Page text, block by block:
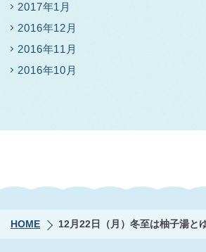
2017年1月
2016年12月
2016年11月
2016年10月
HOME 12月22日（月）冬至は柚子湯と